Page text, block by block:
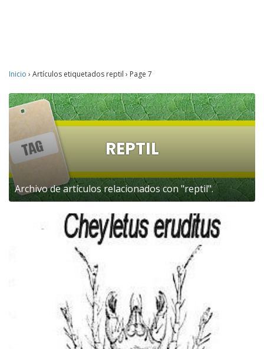
Inicio › Artículos etiquetados reptil › Page 7
REPTIL
Archivo de artículos relacionados con "reptil".